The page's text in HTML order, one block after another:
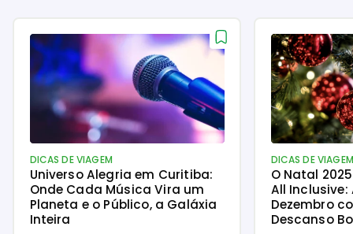
DICAS DE VIAGEM
Universo Alegria em Curitiba:
Onde Cada Música Vira um
Planeta e o Público, a Galáxia
Inteira
DICAS DE VIAGEM
O Natal
All Inclusive:
Dezembro
Descanso